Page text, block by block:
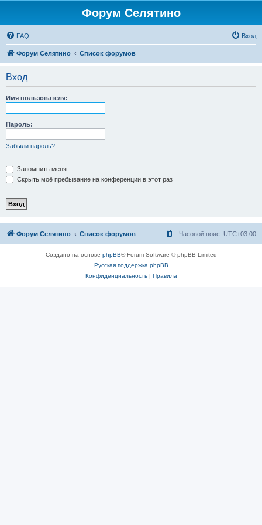
Форум Селятино
FAQ Вход
Форум Селятино Список форумов
Вход
Имя пользователя:
Пароль:
Забыли пароль?
Запомнить меня
Скрыть моё пребывание на конференции в этот раз
Форум Селятино Список форумов Часовой пояс: UTC+03:00
Создано на основе phpBB® Forum Software © phpBB Limited
Русская поддержка phpBB
Конфиденциальность| Правила